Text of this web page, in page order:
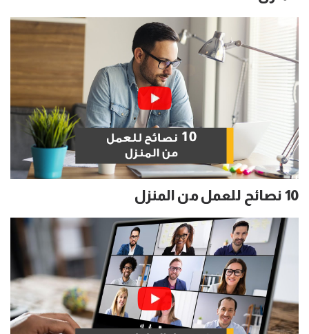
10 نصائح للعمل من المنزل